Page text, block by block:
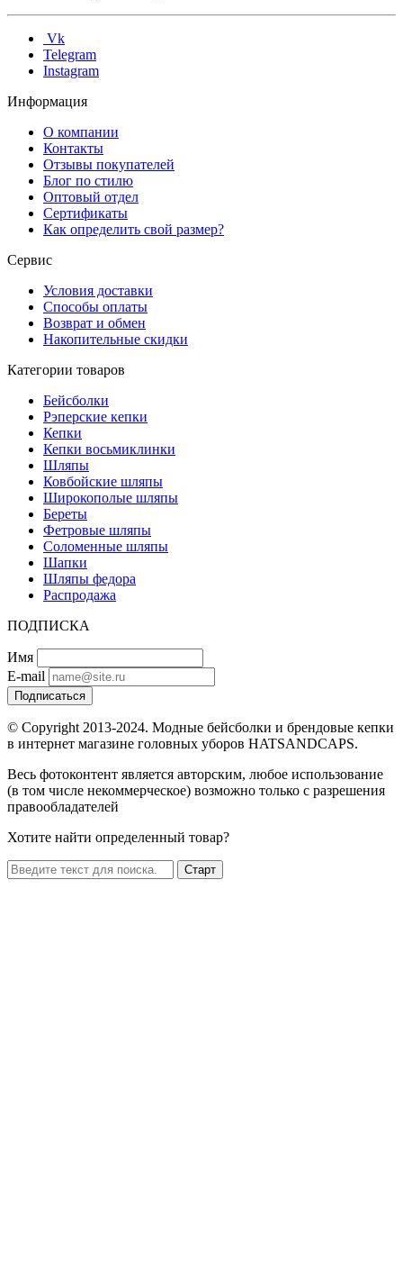
Vk
Telegram
Instagram
Информация
О компании
Контакты
Отзывы покупателей
Блог по стилю
Оптовый отдел
Сертификаты
Как определить свой размер?
Сервис
Условия доставки
Способы оплаты
Возврат и обмен
Накопительные скидки
Категории товаров
Бейсболки
Рэперские кепки
Кепки
Кепки восьмиклинки
Шляпы
Ковбойские шляпы
Широкополые шляпы
Береты
Фетровые шляпы
Соломенные шляпы
Шапки
Шляпы федора
Распродажа
ПОДПИСКА
Имя
E-mail
Подписаться
© Copyright 2013-2024. Модные бейсболки и брендовые кепки
в интернет магазине головных уборов HATSANDCAPS.
Весь фотоконтент является авторским, любое использование
(в том числе некоммерческое) возможно только с разрешения
правообладателей
Хотите найти определенный товар?
Старт